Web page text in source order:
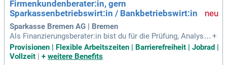
Firmenkundenberater:in, gern
Sparkassenbetriebswirt:in / Bankbetriebswirt:in
Sparkasse Bremen AG | Bremen
Als Finanzierungsberater:in bist du für die Prüfung, Analyse
und Dokumentation von Kredit- und Finanzierungsanfragen z
uständig. Du arbeitest sowohl eigenverantwortlich als auch
+
Provisionen | Flexible Arbeitszeiten | Barrierefreiheit | Jobrad |
Vollzeit
+ weitere Benefits